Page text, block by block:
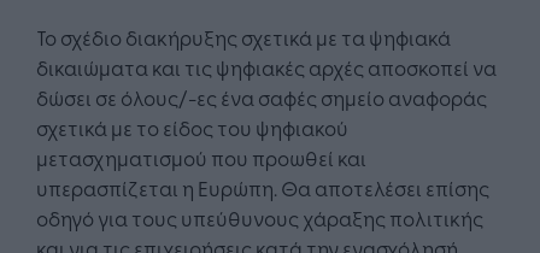
Το σχέδιο διακήρυξης σχετικά με τα ψηφιακά
δικαιώματα και τις ψηφιακές αρχές αποσκοπεί να
δώσει σε όλους/-ες ένα σαφές σημείο αναφοράς
σχετικά με το είδος του ψηφιακού
μετασχηματισμού που προωθεί και
υπερασπίζεται η Ευρώπη. Θα αποτελέσει επίσης
οδηγό για τους υπεύθυνους χάραξης πολιτικής